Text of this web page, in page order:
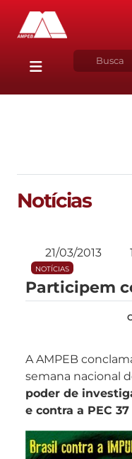
Notícias
21/03/2013
NOTÍCIAS
Participem
A AMPEB
semana nacional
poder de
e contra a PEC